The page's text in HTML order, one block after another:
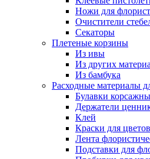
Ножи для
Очистители
Секаторы
Плетеные корзины
Из ивы
Из других
Из бамбука
Расходные материалы
Булавки
Держатели
Клей
Краски для цветов
Лента
Подставки для